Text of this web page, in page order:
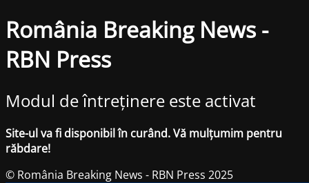
România Breaking News -
RBN Press
Modul de întreținere este activat
Site-ul va fi disponibil în curând. Vă mulțumim pentru
răbdare!
© România Breaking News - RBN Press 2025